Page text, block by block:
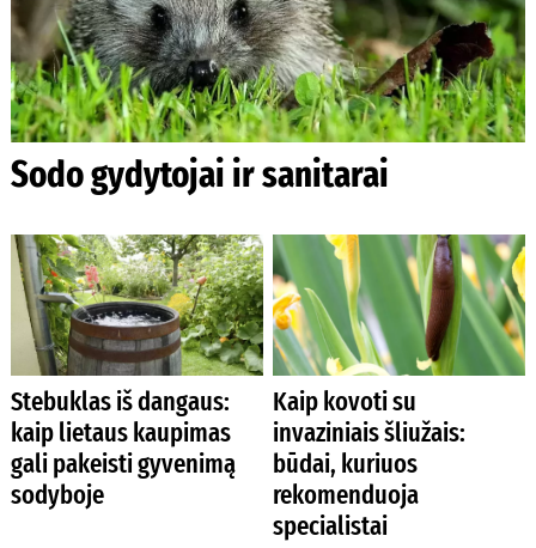
Sodo gydytojai ir sanitarai
Stebuklas iš dangaus:
kaip lietaus kaupimas
gali pakeisti gyvenimą
sodyboje
Kaip kovoti su
invaziniais šliužais:
būdai, kuriuos
rekomenduoja
specialistai